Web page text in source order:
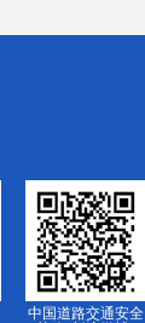
中国道路交通安全